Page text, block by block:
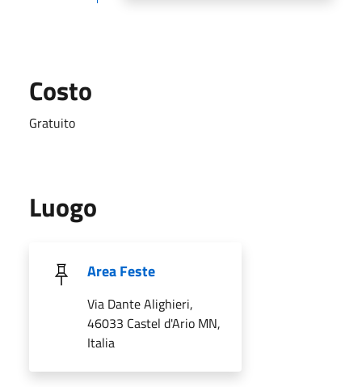
Costo
Gratuito
Luogo
Area Feste
Via Dante Alighieri,
46033 Castel d'Ario MN,
Italia